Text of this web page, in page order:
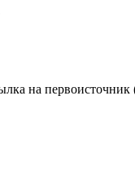
на первоисточник